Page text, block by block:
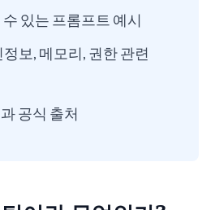
있는 프롬프트 예시
보, 메모리, 권한 관련
공식 출처